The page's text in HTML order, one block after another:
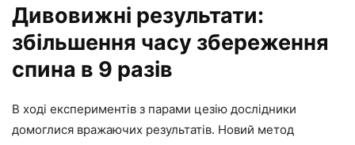
Дивовижні результати:
збільшення часу збереження
спина в 9 разів
В ході експериментів з парами цезію дослідники
домоглися вражаючих результатів. Новий метод